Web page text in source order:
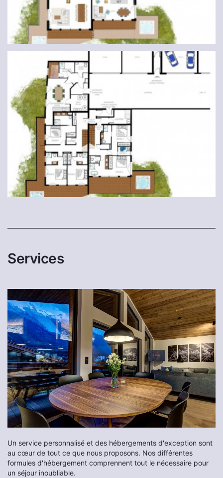
Services
Un service personnalisé et des hébergements d'exception sont
au cœur de tout ce que nous proposons. Nos différentes
formules d'hébergement comprennent tout le nécessaire pour
un séjour inoubliable.